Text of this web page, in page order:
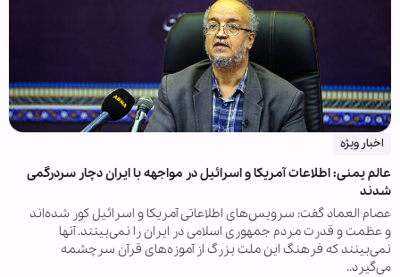
اخبار ویژه
عالم یمنی: اطلاعات آمریکا و اسرائیل در مواجهه با ایران دچار سردرگمی
شدند
عصام العماد گفت: سرویس‌های اطلاعاتی آمریکا و اسرائیل کور شده‌اند
و عظمت و قدرت مردم جمهوری اسلامی در ایران را نمی‌بینند. آنها
نمی‌بینند که فرهنگ این ملت بزرگ از آموزه‌های قرآن سرچشمه
می‌گیرد..